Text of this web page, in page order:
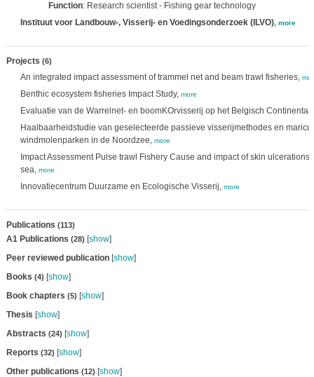
Function: Research scientist - Fishing gear technology
Instituut voor Landbouw-, Visserij- en Voedingsonderzoek (ILVO), more
Projects (6)
An integrated impact assessment of trammel net and beam trawl fisheries,
Benthic ecosystem fisheries Impact Study, more
Evaluatie van de Warrelnet- en boomKOrvisserij op het Belgisch
Haalbaarheidstudie van geselecteerde passieve visserijmethodes en
windmolenparken in de Noordzee, more
Impact Assessment Pulse trawl Fishery Cause and impact of skin ulcerations
sea, more
Innovatiecentrum Duurzame en Ecologische Visserij, more
Publications (113)
A1 Publications (28) [show]
Peer reviewed publication[show]
Books (4) [show]
Book chapters (5) [show]
Thesis [show]
Abstracts (24) [show]
Reports (32) [show]
Other publications (12) [show]